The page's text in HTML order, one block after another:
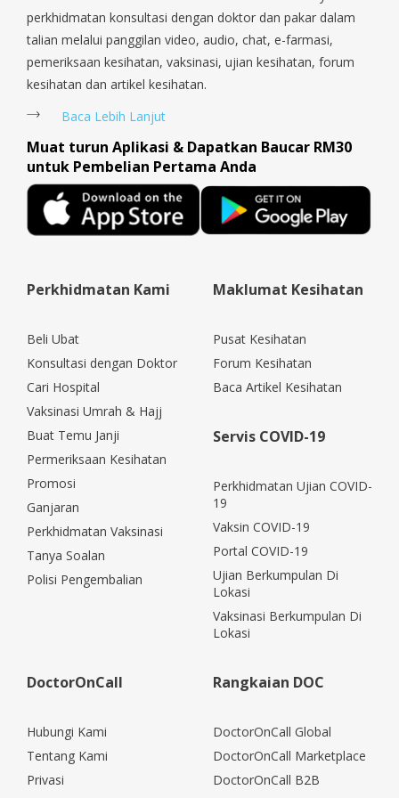
perkhidmatan konsultasi dengan doktor dan pakar dalam
talian melalui panggilan video, audio, chat, e-farmasi,
pemeriksaan kesihatan, vaksinasi, ujian kesihatan, forum
kesihatan dan artikel kesihatan.
Baca Lebih Lanjut
Muat turun Aplikasi & Dapatkan Baucar RM30
untuk Pembelian Pertama Anda
Perkhidmatan Kami
Beli Ubat
Konsultasi dengan Doktor
Cari Hospital
Vaksinasi Umrah & Hajj
Buat Temu Janji
Permeriksaan Kesihatan
Promosi
Ganjaran
Perkhidmatan Vaksinasi
Tanya Soalan
Polisi Pengembalian
Maklumat Kesihatan
Pusat Kesihatan
Forum Kesihatan
Baca Artikel Kesihatan
Servis COVID-19
Perkhidmatan Ujian COVID-
19
Vaksin COVID-19
Portal COVID-19
Ujian Berkumpulan Di
Lokasi
Vaksinasi Berkumpulan Di
Lokasi
DoctorOnCall
Hubungi Kami
Tentang Kami
Privasi
Rangkaian DOC
DoctorOnCall Global
DoctorOnCall Marketplace
DoctorOnCall B2B